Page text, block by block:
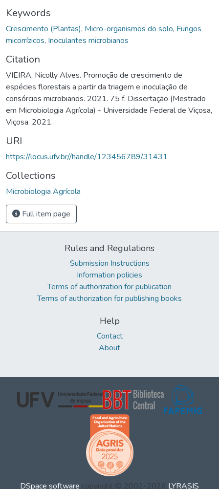
Keywords
Crescimento (Plantas), Micro-organismos do solo, Fungos
micorrízicos, Inoculantes microbianos
Citation
VIEIRA, Nicolly Alves. Promoção de crescimento de
espécies florestais a partir da triagem e inoculação de
consórcios microbianos. 2021. 75 f. Dissertação (Mestrado
em Microbiologia Agrícola) - Universidade Federal de Viçosa,
Viçosa. 2021.
URI
https://locus.ufv.br//handle/123456789/31431
Collections
Microbiologia Agrícola
Full item page
Rules and Regulations
Submission Instructions
Information policies
Terms of authorization for publication
Terms of authorization for publishing books
Help
Contact
About
DSpace software copyright © 2002-2026 LYRASIS